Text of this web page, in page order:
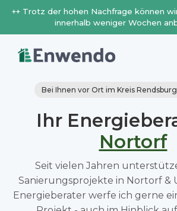
++ Trotz der hohen Nachfrage können
innerhalb weniger Wochen
Bei Ihnen vor Ort im Kreis
Ihr
Nortorf
Seit vielen Jahren
Sanierungsprojekte in Nortorf &
Energieberater werfe ich gerne